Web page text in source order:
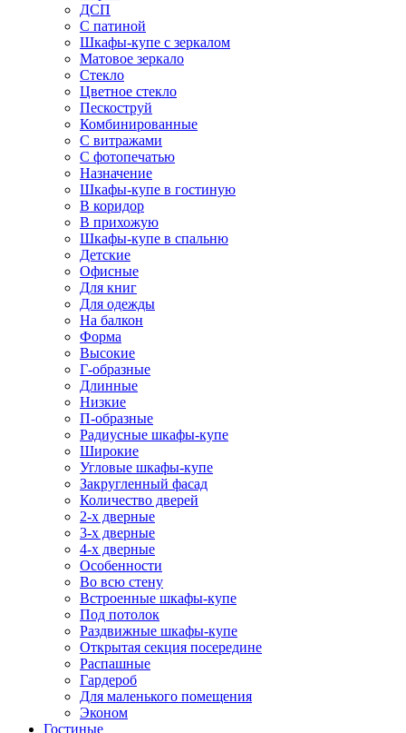
ДСП
С патиной
Шкафы-купе с зеркалом
Матовое зеркало
Стекло
Цветное стекло
Пескоструй
Комбинированные
С витражами
С фотопечатью
Назначение
Шкафы-купе в гостиную
В коридор
В прихожую
Шкафы-купе в спальню
Детские
Офисные
Для книг
Для одежды
На балкон
Форма
Высокие
Г-образные
Длинные
Низкие
П-образные
Радиусные шкафы-купе
Широкие
Угловые шкафы-купе
Закругленный фасад
Количество дверей
2-х дверные
3-х дверные
4-х дверные
Особенности
Во всю стену
Встроенные шкафы-купе
Под потолок
Раздвижные шкафы-купе
Открытая секция посередине
Распашные
Гардероб
Для маленького помещения
Эконом
Гостиные